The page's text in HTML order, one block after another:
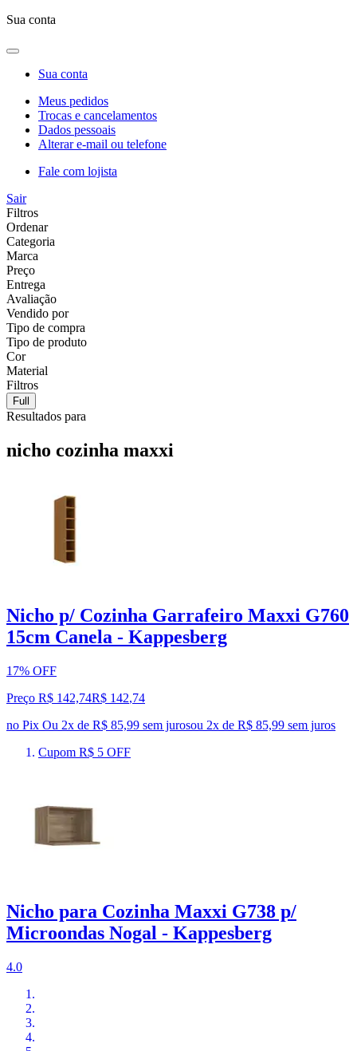
Sua conta
Sua conta
Meus pedidos
Trocas e cancelamentos
Dados pessoais
Alterar e-mail ou telefone
Fale com lojista
Sair
Filtros
Ordenar
Categoria
Marca
Preço
Entrega
Avaliação
Vendido por
Tipo de compra
Tipo de produto
Cor
Material
Filtros
Full
Resultados para
nicho cozinha maxxi
Nicho p/ Cozinha Garrafeiro Maxxi G760
15cm Canela - Kappesberg
17% OFF
Preço R$ 142,74R$ 142,74
no Pix Ou 2x de R$ 85,99 sem jurosou 2x de R$ 85,99 sem juros
Cupom R$ 5 OFF
Nicho para Cozinha Maxxi G738 p/
Microondas Nogal - Kappesberg
4.0